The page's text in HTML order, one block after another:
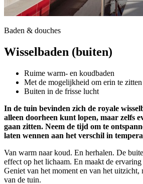
Baden & douches
Wisselbaden (buiten)
Ruime warm- en koudbaden
Met de mogelijkheid om erin te zitten
Buiten in de frisse lucht
In de tuin bevinden zich de royale
alleen doorheen kunt lopen, maar zelfs
gaan zitten. Neem de tijd om te
laten wennen aan het verschil in
Van warm naar koud. En herhalen. De
effect op het lichaam. En maakt de ervaring
Geniet van het moment en van het uitzicht,
van de tuin.